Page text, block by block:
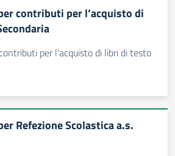
contributi per l’acquisto di
per l'acquisto di libri di testo
Refezione Scolastica a.s.